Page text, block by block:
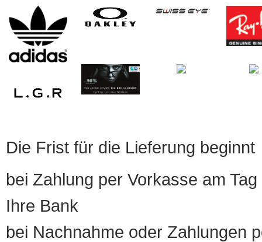
Die Frist für die Lieferung beginnt
bei Zahlung per Vorkasse am
Ihre Bank
bei Nachnahme oder Zahlungen